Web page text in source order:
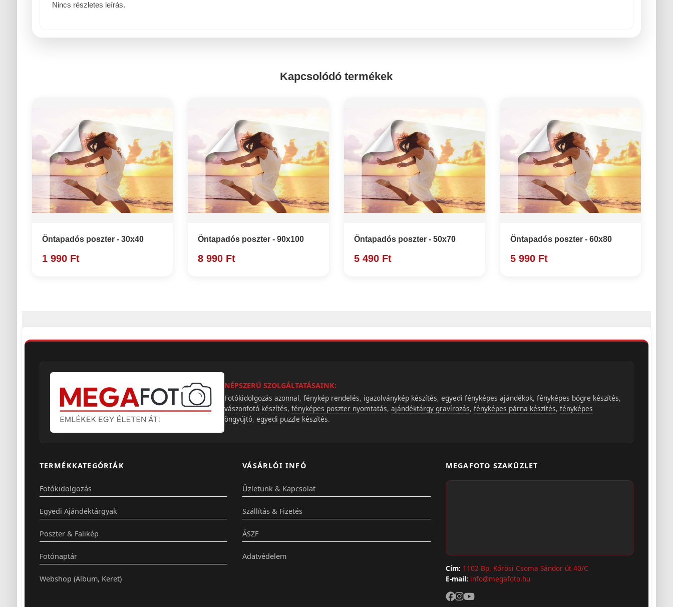
Nincs részletes leírás.
Kapcsolódó termékek
Öntapadós poszter - 30x40
1 990 Ft
Öntapadós poszter - 90x100
8 990 Ft
Öntapadós poszter - 50x70
5 490 Ft
Öntapadós poszter - 60x80
5 990 Ft
NÉPSZERŰ SZOLGÁLTATÁSAINK:
Fotókidolgozás azonnal, fénykép rendelés, igazolványkép készítés, egyedi fényképes ajándékok, fényképes bögre készítés,
vászonfotó készítés, fényképes poszter nyomtatás, ajándéktárgy gravírozás, fényképes párna készítés, fényképes
öngyújtó, egyedi puzzle készítés.
TERMÉKKATEGÓRIÁK
Fotókidolgozás
Egyedi Ajándéktárgyak
Poszter & Falikép
Fotónaptár
Webshop (Album, Keret)
VÁSÁRLÓI INFÓ
Üzletünk & Kapcsolat
Szállítás & Fizetés
ÁSZF
Adatvédelem
MEGAFOTO SZAKÜZLET
Cím: 1102 Bp, Kőrösi Csoma Sándor út 40/C
E-mail: info@megafoto.hu